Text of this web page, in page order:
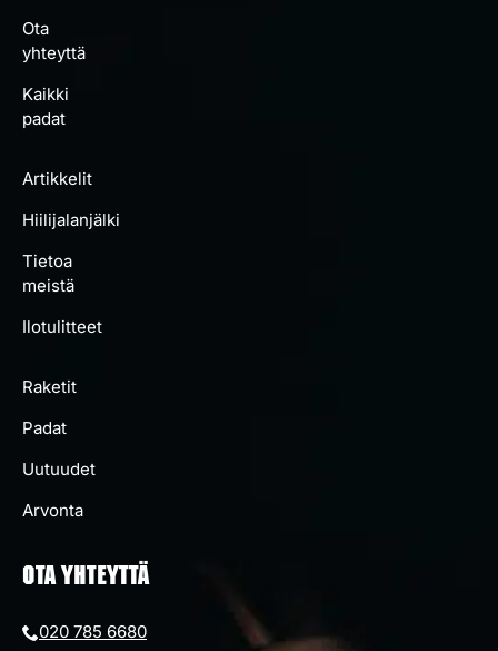
Ota
yhteyttä
Kaikki
padat
Artikkelit
Hiilijalanjälki
Tietoa
meistä
Ilotulitteet
Raketit
Padat
Uutuudet
Arvonta
OTA YHTEYTTÄ
020 785 6680